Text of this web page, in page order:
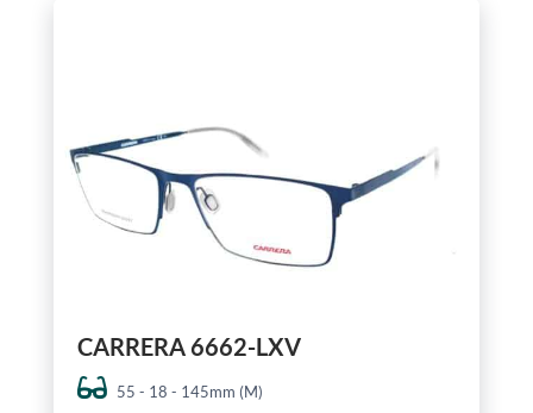
CARRERA 6662-LXV
55 - 18 - 145mm (M)